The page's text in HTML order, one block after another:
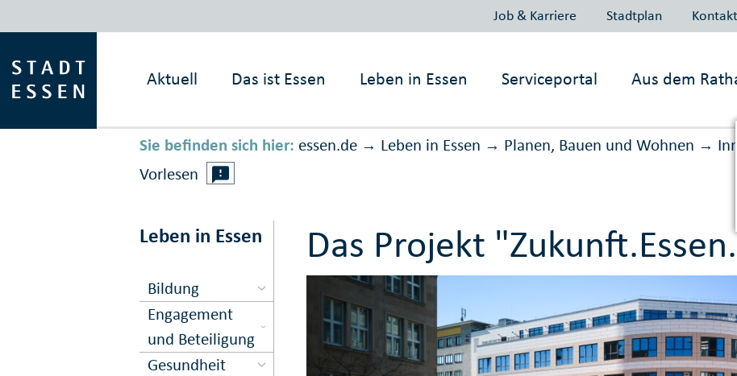
Job & Karriere Stadtplan Kontakt
Aktuell Das ist Essen Leben in Essen Serviceportal Aus dem
Sie befinden sich hier: essen.de → Leben in Essen → Planen, Bauen und Wohnen →
Vorlesen
Leben in Essen
Bildung
Engagement
und Beteiligung
Gesundheit
Das Projekt